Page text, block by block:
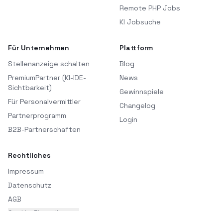
Remote PHP Jobs
KI Jobsuche
Für Unternehmen
Stellenanzeige schalten
PremiumPartner (KI-IDE-
Sichtbarkeit)
Für Personalvermittler
Partnerprogramm
B2B-Partnerschaften
Plattform
Blog
News
Gewinnspiele
Changelog
Login
Rechtliches
Impressum
Datenschutz
AGB